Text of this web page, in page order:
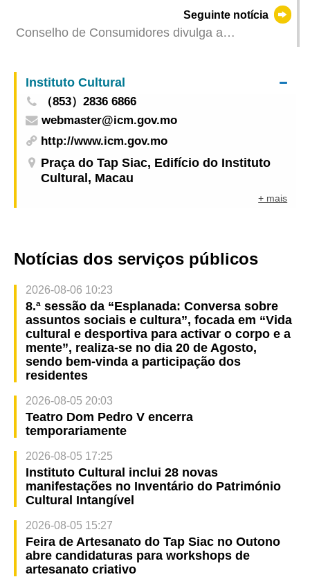
agentes de fiscalização de controlo do tabagismo
Seguinte notícia
Conselho de Consumidores divulga a
Instituto Cultural
（853）2836 6866
webmaster@icm.gov.mo
http://www.icm.gov.mo
Praça do Tap Siac, Edifício do Instituto
Cultural, Macau
+ mais
Notícias dos serviços públicos
2026-08-06 10:23
8.ª sessão da “Esplanada: Conversa sobre
assuntos sociais e cultura”, focada em “Vida
cultural e desportiva para activar o corpo e a
mente”, realiza-se no dia 20 de Agosto,
sendo bem-vinda a participação dos
residentes
2026-08-05 20:03
Teatro Dom Pedro V encerra
temporariamente
2026-08-05 17:25
Instituto Cultural inclui 28 novas
manifestações no Inventário do Património
Cultural Intangível
2026-08-05 15:27
Feira de Artesanato do Tap Siac no Outono
abre candidaturas para workshops de
artesanato criativo